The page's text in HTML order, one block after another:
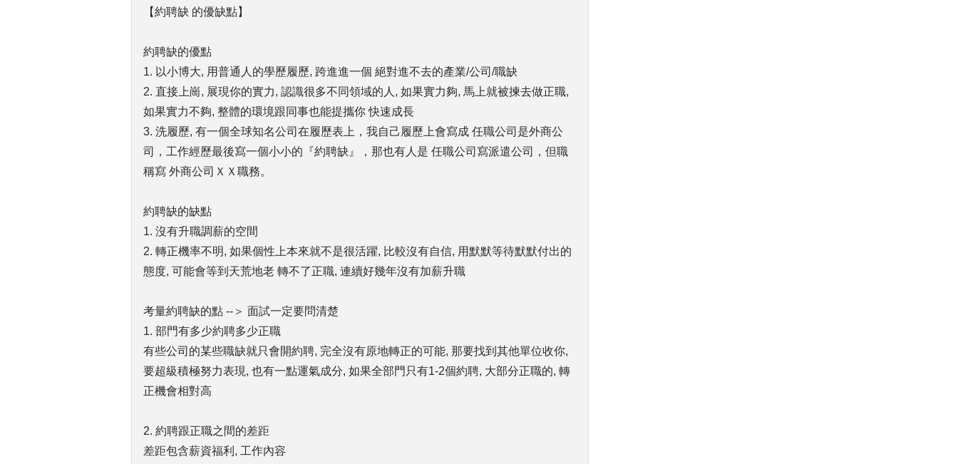
【約聘缺 的優缺點】
約聘缺的優點
1. 以小博大, 用普通人的學歷履歷, 跨進進一個 絕對進不去的產業/公司/職缺
2. 直接上崗, 展現你的實力, 認識很多不同領域的人, 如果實力夠, 馬上就被揀去做正職,
如果實力不夠, 整體的環境跟同事也能提攜你 快速成長
3. 洗履歷, 有一個全球知名公司在履歷表上，我自己履歷上會寫成 任職公司是外商公
司，工作經歷最後寫一個小小的『約聘缺』，那也有人是 任職公司寫派遣公司，但職
稱寫 外商公司ＸＸ職務。
約聘缺的缺點
1. 沒有升職調薪的空間
2. 轉正機率不明, 如果個性上本來就不是很活躍, 比較沒有自信, 用默默等待默默付出的
態度, 可能會等到天荒地老 轉不了正職, 連續好幾年沒有加薪升職
考量約聘缺的點 --＞ 面試一定要問清楚
1. 部門有多少約聘多少正職
有些公司的某些職缺就只會開約聘, 完全沒有原地轉正的可能, 那要找到其他單位收你,
要超級積極努力表現, 也有一點運氣成分, 如果全部門只有1-2個約聘, 大部分正職的, 轉
正機會相對高
2. 約聘跟正職之間的差距
差距包含薪資福利, 工作內容